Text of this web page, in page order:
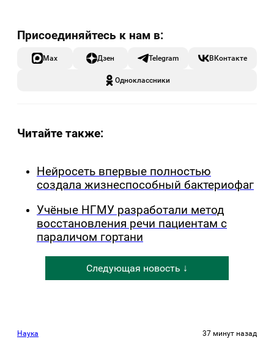
Max Дзен Telegram ВКонтакте
Одноклассники
Читайте также:
Нейросеть впервые полностью
создала жизнеспособный бактериофаг
Учёные НГМУ разработали метод
восстановления речи пациентам с
параличом гортани
Следующая новость ↓
Наука 37 минут назад